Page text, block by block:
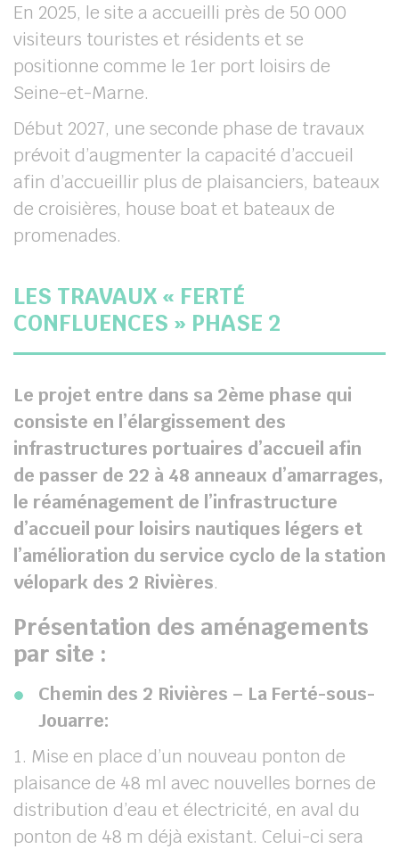
En 2025, le site a accueilli près de 50 000
visiteurs touristes et résidents et se
positionne comme le 1er port loisirs de
Seine-et-Marne.
Début 2027, une seconde phase de travaux
prévoit d’augmenter la capacité d’accueil
afin d’accueillir plus de plaisanciers, bateaux
de croisières, house boat et bateaux de
promenades.
LES TRAVAUX « FERTÉ
CONFLUENCES » PHASE 2
Le projet entre dans sa 2ème phase qui
consiste en l’élargissement des
infrastructures portuaires d’accueil afin
de passer de 22 à 48 anneaux d’amarrages,
le réaménagement de l’infrastructure
d’accueil pour loisirs nautiques légers et
l’amélioration du service cyclo de la station
vélopark des 2 Rivières.
Présentation des aménagements
par site :
Chemin des 2 Rivières – La Ferté-sous-
Jouarre:
1. Mise en place d’un nouveau ponton de
plaisance de 48 ml avec nouvelles bornes de
distribution d’eau et électricité, en aval du
ponton de 48 m déjà existant. Celui-ci sera